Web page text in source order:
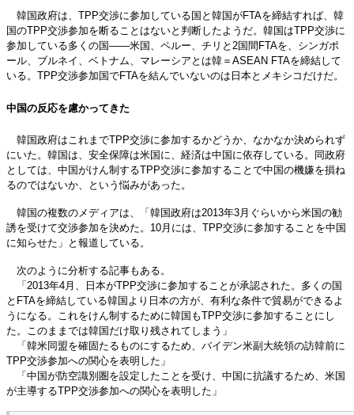
韓国政府は、TPP交渉に参加している国と韓国がFTAを締結すれば、韓
国のTPP交渉参加を断ることはないと判断したようだ。韓国はTPP交渉に
参加している多くの国――米国、ペルー、チリと2国間FTAを、シンガポ
ール、ブルネイ、ベトナム、マレーシアとは韓＝ASEAN FTAを締結して
いる。TPP交渉参加国でFTAを結んでいないのは日本とメキシコだけだ。
中国の反応を慮かってきた
韓国政府はこれまでTPP交渉に参加するかどうか、なかなか決められず
にいた。韓国は、安全保障は米国に、経済は中国に依存している。同政府
としては、中国がけん制するTPP交渉に参加することで中国の機嫌を損ね
るのではないか、という悩みがあった。
韓国の複数のメディアは、「韓国政府は2013年3月ぐらいから米国の勧
誘を受けて交渉参加を決めた。10月には、TPP交渉に参加することを中国
に知らせた」と報道している。
次のように分析する記事もある。
「2013年4月、日本がTPP交渉に参加することが承認された。多くの国
とFTAを締結している韓国より日本の方が、有利な条件で貿易ができるよ
うになる。これをけん制するために韓国もTPP交渉に参加することにし
た。このままでは韓国だけ取り残されてしまう」
「韓米同盟を確固たるものにするため、バイデン米副大統領の訪韓前に
TPP交渉参加への関心を表明した」
「中国が防空識別圏を設定したことを受け、中国に抗議するため、米国
が主導するTPP交渉参加への関心を表明した」